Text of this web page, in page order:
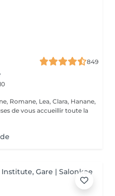
849
Romane, Lea, Clara, Hanane,
de vous accueillir toute la